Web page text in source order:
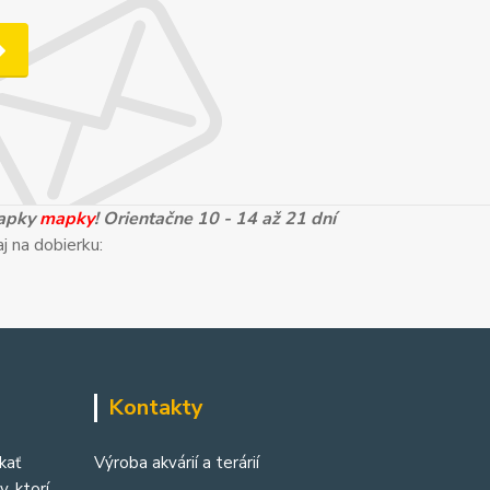
mapky! Orientačne 10 - 14 až 21 dní
na dobierku:
Kontakty
Výroba akvárií a terárií